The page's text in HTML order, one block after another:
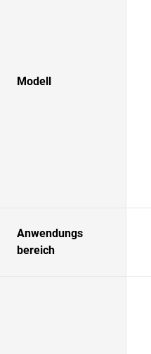
Modell
Anwendungs
bereich